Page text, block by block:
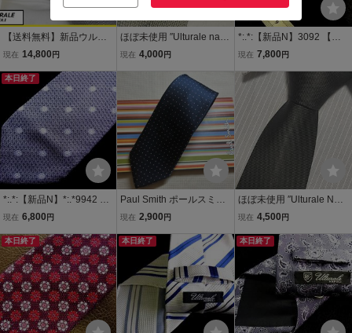
【送料無料】新品ウルト
ゥラーレ（ULTURALE）
クタイ タイ（銀：シル
バー） ナポリ
現在 14,800 円
ほぼ未使用 ″Ulturale napo
li″ ウルトゥラーレ ソリッ
ネクタイ 106405
現在 4,000 円
*:.*:【新品N】3092 【ウ
ール４０％】ウルトゥラ
タイ★
現在 7,800 円
本日終了
*:.*:【新品N】*:.*9942 最
高級ウルトゥラーレ【Ult
現在 6,800 円
Paul Smith ポールスミス
Made in Italy ネクタイ濃
00
現在 2,900 円
ほぼ未使用 ″Ulturale NAP
OLI″ ウルトゥラーレ 細身
ドネクタイ 604177
現在 4,500 円
本日終了 本日終了 本日終了